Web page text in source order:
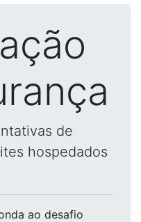
de
hospedados
ao desafio